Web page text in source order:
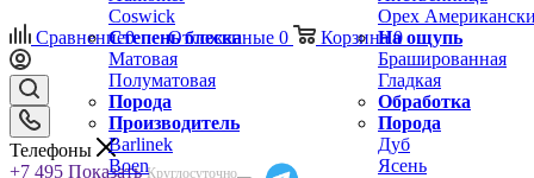
Coswick
Степень блеска
Матовая
Полуматовая
Порода
Орех
На ощупь
Брашированная
Гладкая
Обработка
Производитель
Barlinek
Boen
Порода
Дуб
Ясень
Сравнение0 Отложенные 0 Корзина 0
Телефоны
+7 495 Показать Круглосуточно